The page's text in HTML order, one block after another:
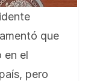
que
en el
pero